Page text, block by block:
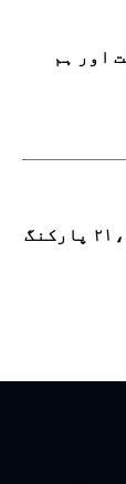
اور ہم
دبئی میں سالک نظام میں ۲۱،۰۰۰ پارکنگ